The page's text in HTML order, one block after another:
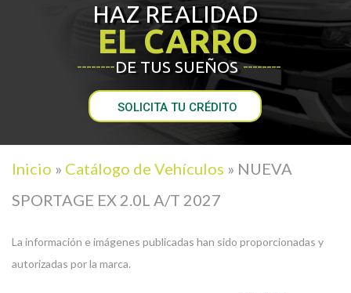
EL CARRO
HAZ REALIDAD
SOLICITA TU CRÉDITO
DE TUS SUEÑOS ________
________
Inicio » Catálogo de Vehículos » NUEVA
SPORTAGE EX 2.0L A/T 2027
La información e imágenes publicadas han sido proporcionadas y
autorizadas por la marca.